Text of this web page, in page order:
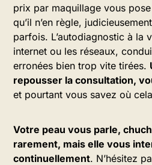
prix par maquillage vous
qu’il n’en règle,
parfois. L’autodiagnostic à la
internet ou les réseaux,
erronées bien trop vite tirées.
repousser la consultation,
et pourtant vous savez où
Votre peau vous parle,
rarement, mais elle vous
continuellement. N’hésitez